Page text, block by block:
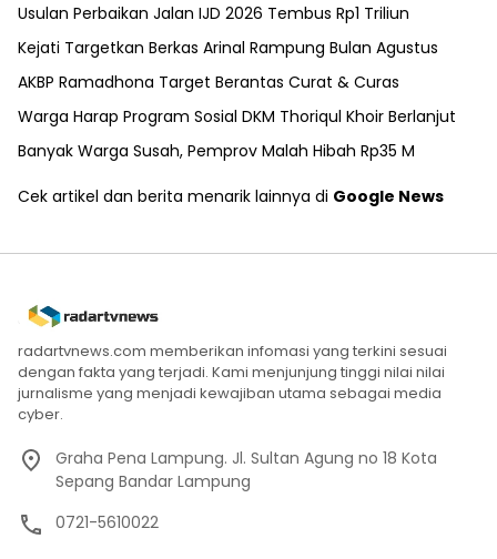
Usulan Perbaikan Jalan IJD 2026 Tembus Rp1 Triliun
Kejati Targetkan Berkas Arinal Rampung Bulan Agustus
AKBP Ramadhona Target Berantas Curat & Curas
Warga Harap Program Sosial DKM Thoriqul Khoir Berlanjut
Banyak Warga Susah, Pemprov Malah Hibah Rp35 M
Cek artikel dan berita menarik lainnya di Google News
radartvnews.com memberikan infomasi yang terkini sesuai
dengan fakta yang terjadi. Kami menjunjung tinggi nilai nilai
jurnalisme yang menjadi kewajiban utama sebagai media
cyber.
Graha Pena Lampung. Jl. Sultan Agung no 18 Kota
Sepang Bandar Lampung
0721-5610022